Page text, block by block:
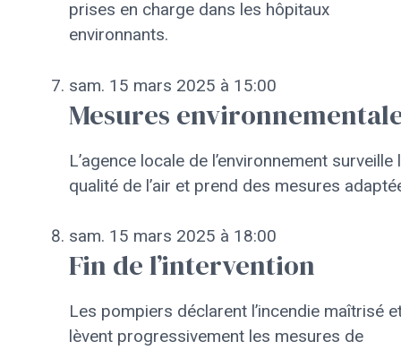
prises en charge dans les hôpitaux
environnants.
sam. 15 mars 2025 à 15:00
Mesures
L’agence locale de l’environnement surveille
qualité de l’air et prend des mesures
sam. 15 mars 2025 à 18:00
Fin de l’intervention
Les pompiers déclarent l’incendie maîtrisé
lèvent progressivement les mesures de